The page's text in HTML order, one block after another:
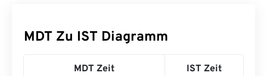
MDT Zu IST Diagramm
MDT Zeit IST Zeit